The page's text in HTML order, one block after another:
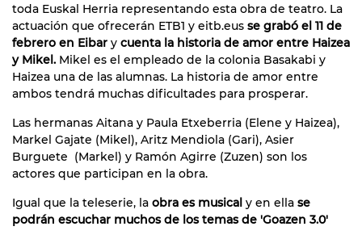
toda Euskal Herria representando esta obra de teatro. La
actuación que ofrecerán ETB1 y eitb.eus se grabó el 11 de
febrero en Eibar y cuenta la historia de amor entre Haizea
y Mikel. Mikel es el empleado de la colonia Basakabi y
Haizea una de las alumnas. La historia de amor entre
ambos tendrá muchas dificultades para prosperar.
Las hermanas Aitana y Paula Etxeberria (Elene y Haizea),
Markel Gajate (Mikel), Aritz Mendiola (Gari), Asier
Burguete (Markel) y Ramón Agirre (Zuzen) son los
actores que participan en la obra.
Igual que la teleserie, la obra es musical y en ella se
podrán escuchar muchos de los temas de 'Goazen 3.0'